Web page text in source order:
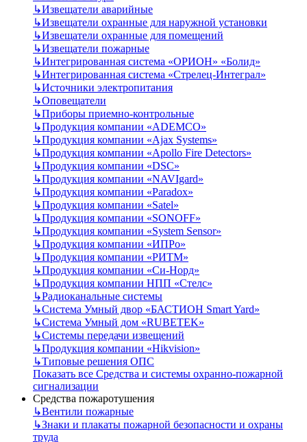
↳Извещатели аварийные
↳Извещатели охранные для наружной установки
↳Извещатели охранные для помещений
↳Извещатели пожарные
↳Интегрированная система «ОРИОН» «Болид»
↳Интегрированная система «Стрелец-Интеграл»
↳Источники электропитания
↳Оповещатели
↳Приборы приемно-контрольные
↳Продукция компании «ADEMCO»
↳Продукция компании «Ajax Systems»
↳Продукция компании «Apollo Fire Detectors»
↳Продукция компании «DSC»
↳Продукция компании «NAVIgard»
↳Продукция компании «Paradox»
↳Продукция компании «Satel»
↳Продукция компании «SONOFF»
↳Продукция компании «System Sensor»
↳Продукция компании «ИПРо»
↳Продукция компании «РИТМ»
↳Продукция компании «Си-Норд»
↳Продукция компании НПП «Стелс»
↳Радиоканальные системы
↳Система Умный двор «БАСТИОН Smart Yard»
↳Система Умный дом «RUBETEK»
↳Системы передачи извещений
↳Продукция компании «Hikvision»
↳Типовые решения ОПС
Показать все Средства и системы охранно-пожарной
сигнализации
Средства пожаротушения
↳Вентили пожарные
↳Знаки и плакаты пожарной безопасности и охраны
труда